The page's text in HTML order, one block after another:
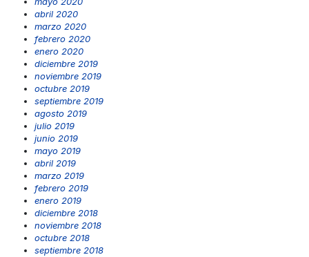
abril 2020
marzo 2020
febrero 2020
enero 2020
diciembre 2019
noviembre 2019
octubre 2019
septiembre 2019
agosto 2019
julio 2019
junio 2019
mayo 2019
abril 2019
marzo 2019
febrero 2019
enero 2019
diciembre 2018
noviembre 2018
octubre 2018
septiembre 2018